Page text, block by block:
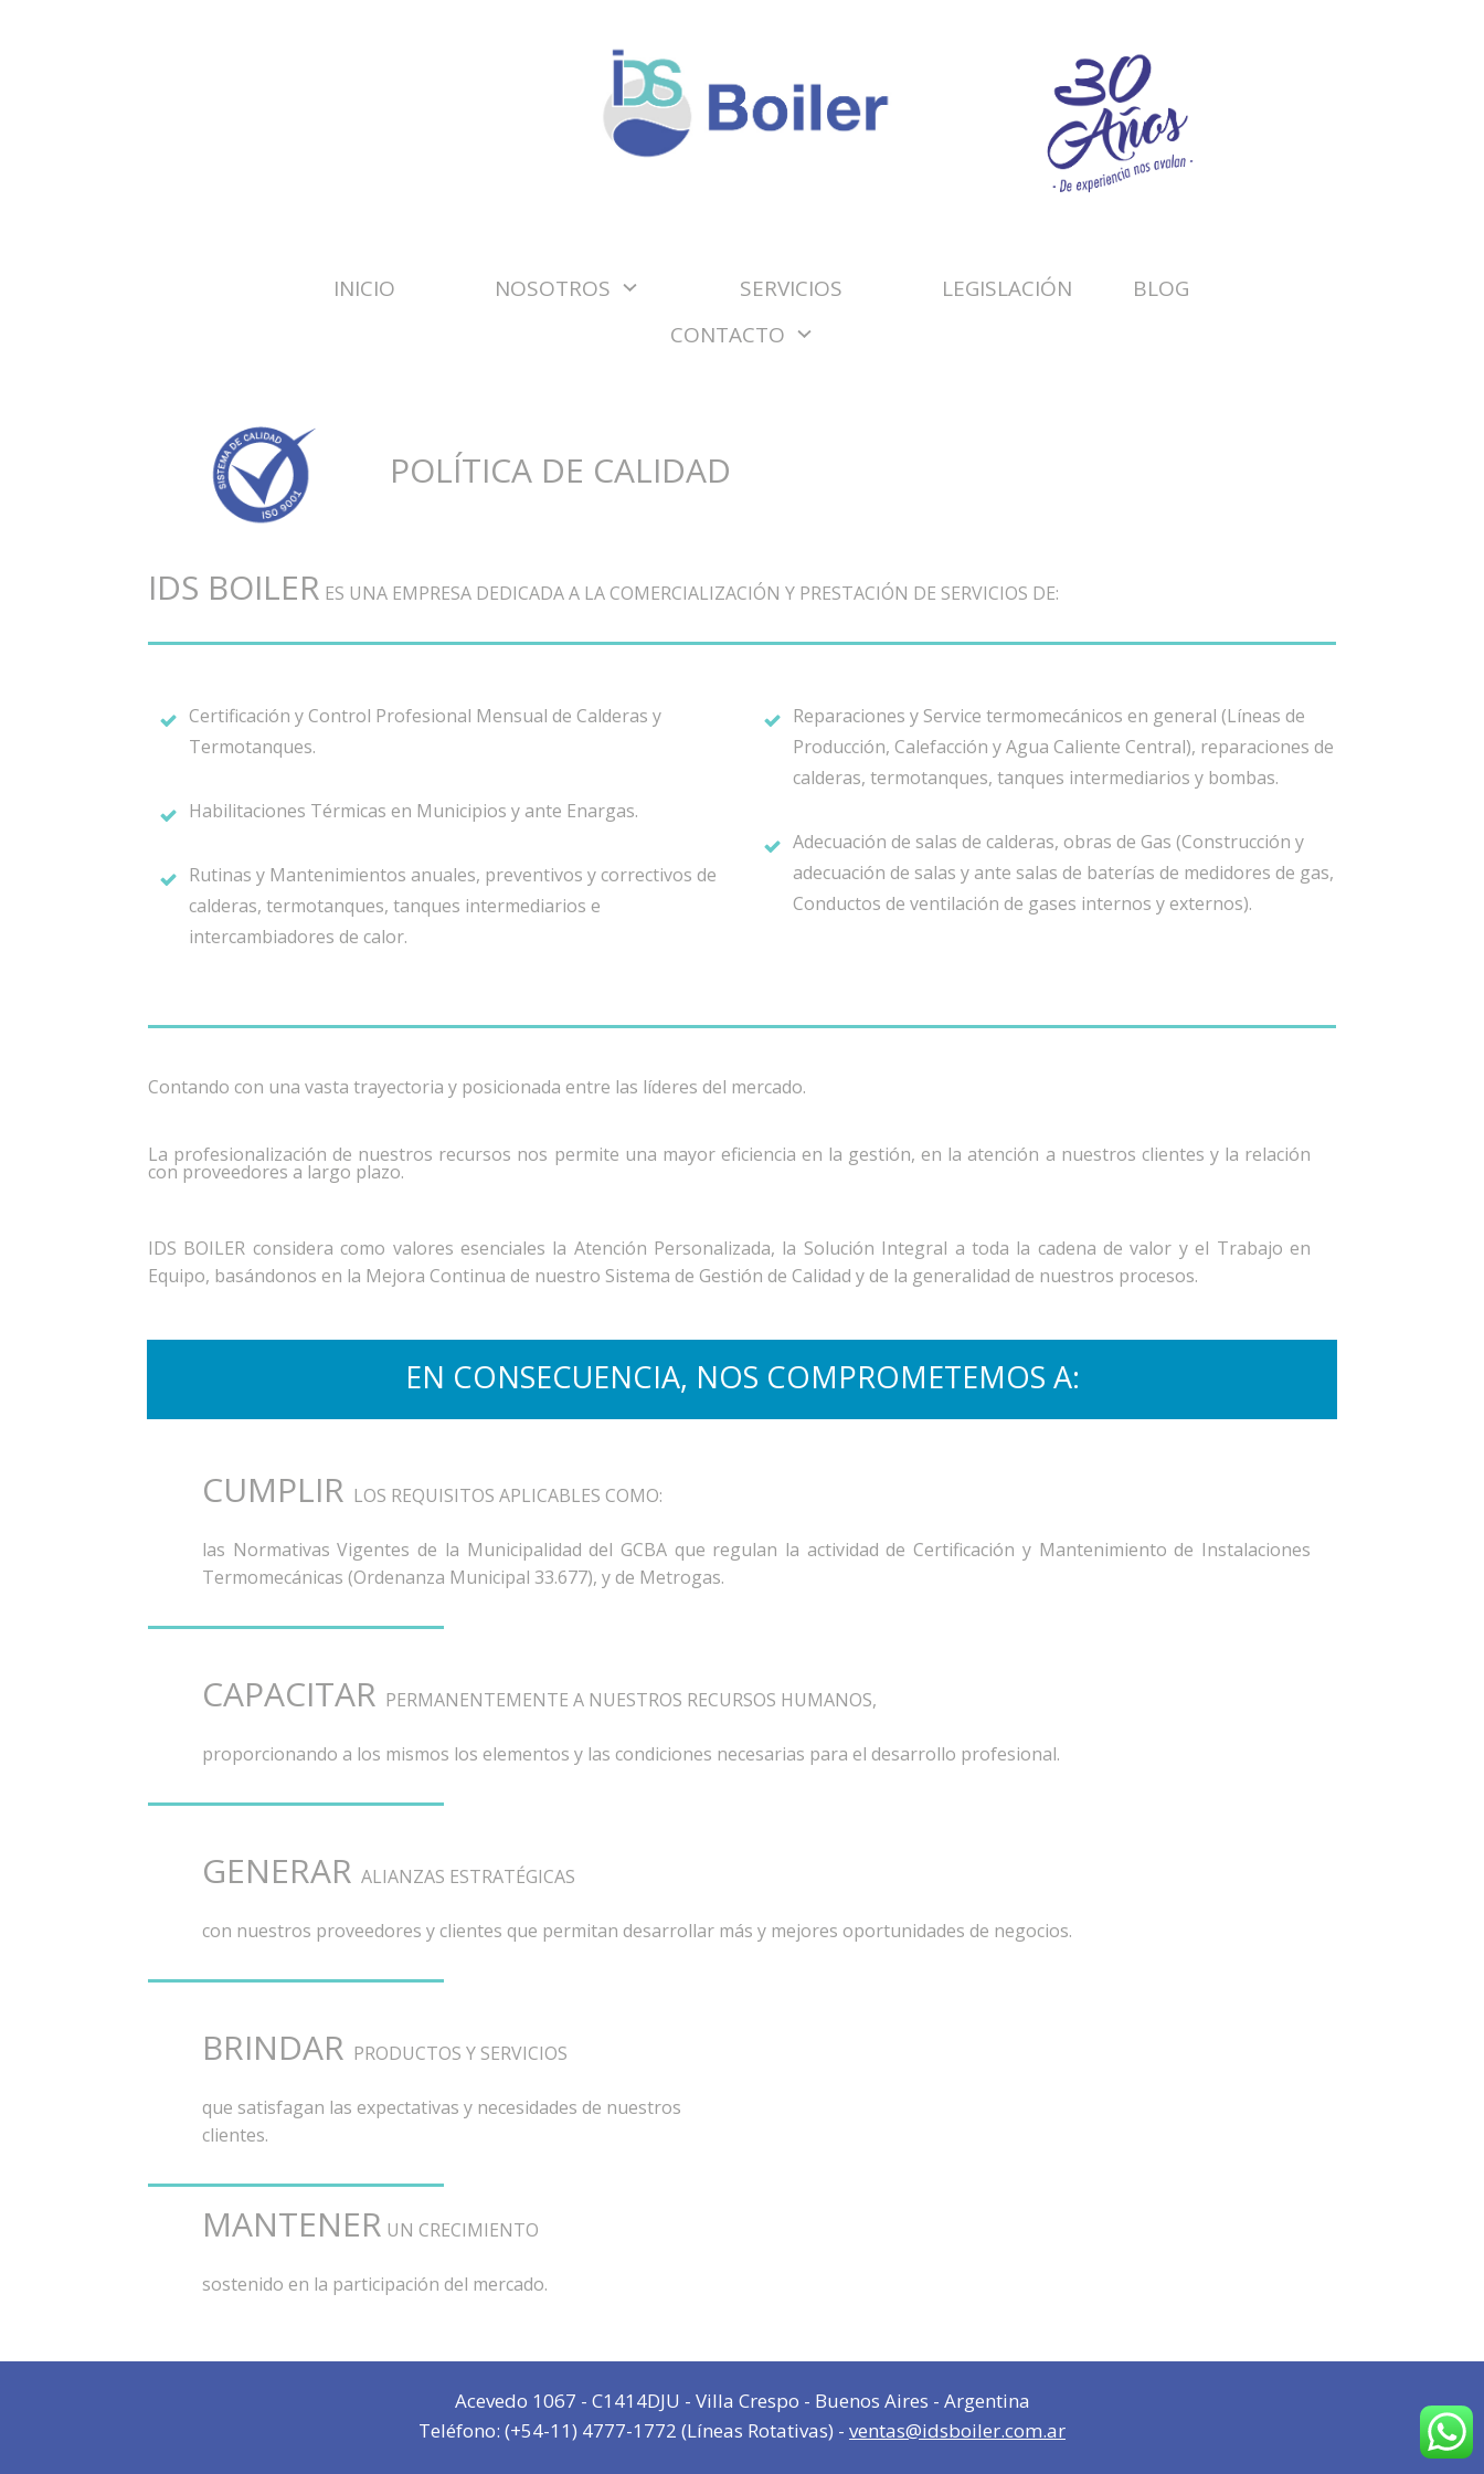
INICIO NOSOTROS SERVICIOS LEGISLACIÓN
BLOG
CONTACTO
POLÍTICA DE CALIDAD
IDS BOILER ES UNA EMPRESA DEDICADA A LA COMERCIALIZACIÓN Y PRESTACIÓN DE SERVICIOS DE:
Certificación y Control Profesional Mensual de Calderas y
Termotanques.
Habilitaciones Térmicas en Municipios y ante Enargas.
Rutinas y Mantenimientos anuales, preventivos y correctivos de
calderas, termotanques, tanques intermediarios e
intercambiadores de calor.
Reparaciones y Service termomecánicos en general (Líneas de
Producción, Calefacción y Agua Caliente Central), reparaciones de
calderas, termotanques, tanques intermediarios y bombas.
Adecuación de salas de calderas, obras de Gas (Construcción y
adecuación de salas y ante salas de baterías de medidores de gas,
Conductos de ventilación de gases internos y externos).
Contando con una vasta trayectoria y posicionada entre las líderes del mercado.
La profesionalización de nuestros recursos nos permite una mayor eficiencia en la gestión, en la atención a nuestros clientes y la relación
con proveedores a largo plazo.
IDS BOILER considera como valores esenciales la Atención Personalizada, la Solución Integral a toda la cadena de valor y el Trabajo en
Equipo, basándonos en la Mejora Continua de nuestro Sistema de Gestión de Calidad y de la generalidad de nuestros procesos.
EN CONSECUENCIA, NOS COMPROMETEMOS A:
CUMPLIR LOS REQUISITOS APLICABLES COMO:
las Normativas Vigentes de la Municipalidad del GCBA que regulan la actividad de Certificación y Mantenimiento de Instalaciones
Termomecánicas (Ordenanza Municipal 33.677), y de Metrogas.
CAPACITAR PERMANENTEMENTE A NUESTROS RECURSOS HUMANOS,
proporcionando a los mismos los elementos y las condiciones necesarias para el desarrollo profesional.
GENERAR ALIANZAS ESTRATÉGICAS
con nuestros proveedores y clientes que permitan desarrollar más y mejores oportunidades de negocios.
BRINDAR PRODUCTOS Y SERVICIOS
que satisfagan las expectativas y necesidades de nuestros
clientes.
MANTENER UN CRECIMIENTO
sostenido en la participación del mercado.
Acevedo 1067 - C1414DJU - Villa Crespo - Buenos Aires - Argentina
Teléfono: (+54-11) 4777-1772 (Líneas Rotativas) - ventas@idsboiler.com.ar